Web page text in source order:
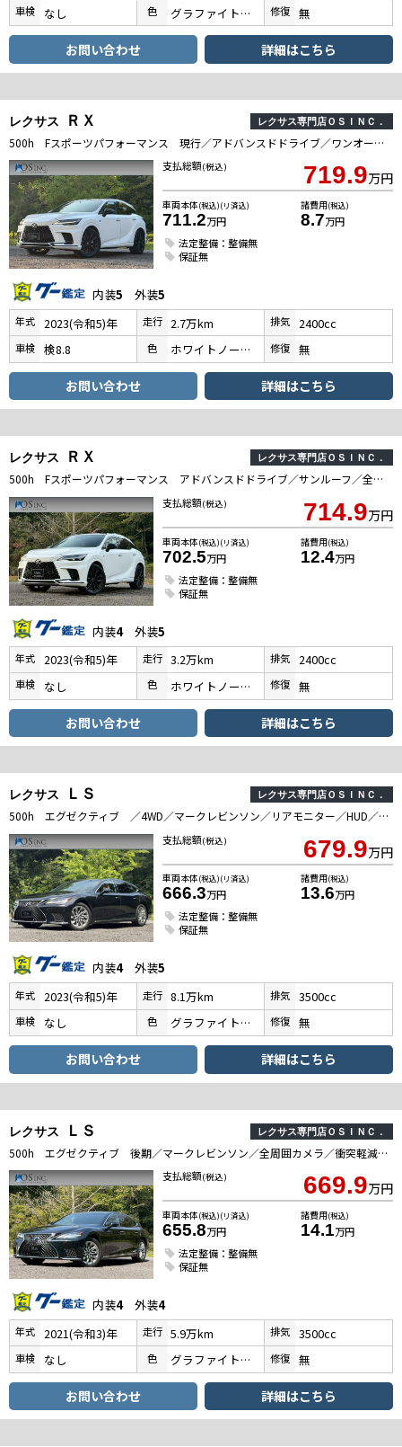
車検 なし 色 グラファイトブラックガラスフレーク 修復 無
お問い合わせ 詳細はこちら
レクサス ＲＸ レクサス専門店ＯＳＩＮＣ．
500h Fスポーツパフォーマンス 現行／アドバンスドドライブ／ワンオーナー／サンルーフ／全周囲カメラ／衝突軽減／レーダークルーズ／コーナーセンサー／BSM／HUD／ハンドルヒーター／シートヒーター・エアコン／パワーシート／シートメモリ
支払総額(税込) 719.9万円
車両本体(税込)(リ済込)
711.2万円
諸費用(税込)
8.7万円
法定整備：整備無
保証無
内装5 外装5
年式 2023(令和5)年 走行 2.7万km 排気 2400cc
車検 検8.8 色 ホワイトノーヴァガラスフレーク 修復 無
お問い合わせ 詳細はこちら
レクサス ＲＸ レクサス専門店ＯＳＩＮＣ．
500h Fスポーツパフォーマンス アドバンスドドライブ／サンルーフ／全周囲カメラ／衝突軽減／レーダークルーズコントロール／コーナーセンサー／HUD／BSM／ハンドルヒーター／シートヒーター・エアコン／パワーシート／シートメモリ／ETC
支払総額(税込) 714.9万円
車両本体(税込)(リ済込)
702.5万円
諸費用(税込)
12.4万円
法定整備：整備無
保証無
内装4外装5
年式 2023(令和5)年 走行 3.2万km 排気 2400cc
車検 なし 色 ホワイトノーヴァガラスフレーク 修復 無
お問い合わせ 詳細はこちら
レクサス ＬＳ レクサス専門店ＯＳＩＮＣ．
500h エグゼクティブ ／4WD／マークレビンソン／リアモニター／HUD／BSM／デジタルインナーミラー／全周囲カメラ／シートヒータ・エアコン／パワーバックドア／レーダークルーズ／レーンキープ／コーナーセンサー／ETC2．0
支払総額(税込) 679.9万円
車両本体(税込)(リ済込)
666.3万円
諸費用(税込)
13.6万円
法定整備：整備無
保証無
内装4外装5
年式 2023(令和5)年 走行 8.1万km 排気 3500cc
車検 なし 色 グラファイトブラックガラスフレーク 修復 無
お問い合わせ 詳細はこちら
レクサス ＬＳ レクサス専門店ＯＳＩＮＣ．
500h エグゼクティブ 後期／マークレビンソン／全周囲カメラ／衝突軽減／レーダークルーズコントロール／コーナーセンサー／HUD／BSM／ハンドルヒーター／シートヒーター・エアコン／パワーシート／ETC／電動リアゲート
支払総額(税込) 669.9万円
車両本体(税込)(リ済込)
655.8万円
諸費用(税込)
14.1万円
法定整備：整備無
保証無
内装4外装4
年式 2021(令和3)年 走行 5.9万km 排気 3500cc
車検 なし 色 グラファイトブラックガラスフレーク 修復 無
お問い合わせ 詳細はこちら